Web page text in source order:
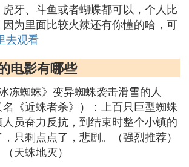
牙、斗鱼或者蝴蝶都可以，个人比
为里面比较火辣还有你懂的哈，可
去观看
电影有哪些
冻蜘蛛》变异蜘蛛袭击滑雪的人
名《近蛛者杀》）：上百只巨型蜘蛛
员奋力反抗，到结束时整个小镇的
只剩点点了，悲剧。（强烈推荐）
天蛛地灭）